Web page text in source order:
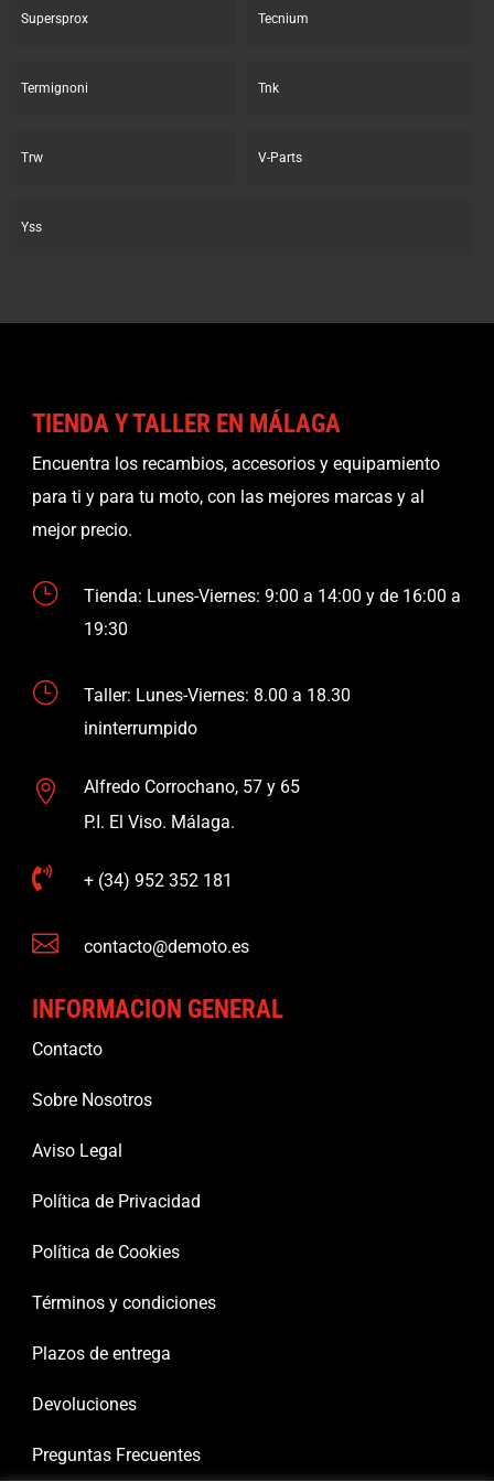
Supersprox Tecnium
Termignoni Tnk
Trw V-Parts
Yss
TIENDA Y TALLER EN MÁLAGA
Encuentra los recambios, accesorios y equipamiento
para ti y para tu moto, con las mejores marcas y al
mejor precio.
}
Tienda: Lunes-Viernes: 9:00 a 14:00 y de 16:00 a
19:30
}
Taller: Lunes-Viernes: 8.00 a 18.30
ininterrumpido

Alfredo Corrochano, 57 y 65
P.I. El Viso. Málaga.
 + (34) 952 352 181
 contacto@demoto.es
INFORMACION GENERAL
Contacto
Sobre Nosotros
Aviso Legal
Política de Privacidad
Política de Cookies
Términos y condiciones
Plazos de entrega
Devoluciones
Preguntas Frecuentes